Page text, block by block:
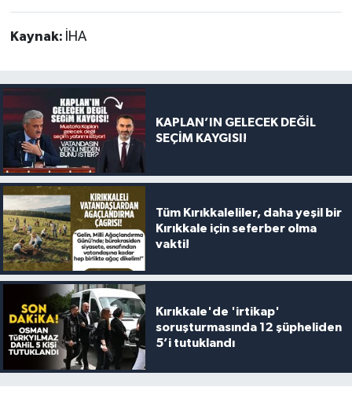
Kaynak: İHA
KAPLAN’IN GELECEK DEĞİL
SEÇİM KAYGISI!
Tüm Kırıkkaleliler, daha yeşil bir
Kırıkkale için seferber olma
vakti!
Kırıkkale'de 'irtikap'
soruşturmasında 12 şüpheliden
5’i tutuklandı